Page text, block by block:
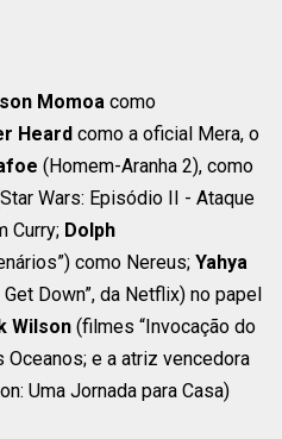
Momoa como
Heardcomo a oficial Mera, o
(Homem-Aranha 2), como
Wars: Episódio II - Ataque
Curry; Dolph
como Nereus;Yahya
Down”, da Netflix) no papel
Wilson (filmes “Invocação do
e a atriz vencedora
Uma Jornada para Casa)